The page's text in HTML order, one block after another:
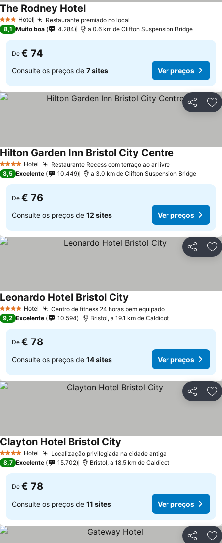
3 EstrelasHotel Restaurante premiado no local
The Rodney Hotel
8,1 Muito boa 4.284 a 0.6 km de Clifton Suspension Bridge
De € 74
Consulte os preços de 7 sites Ver preços
Partilhar
4 EstrelasHotel Restaurante Recess com terraço ao ar livre
Hilton Garden Inn Bristol City Centre
8,5 Excelente 10.449 a 3.0 km de Clifton Suspension Bridge
De € 76
Consulte os preços de 12 sites Ver preços
Partilhar
4 EstrelasHotel Centro de fitness 24 horas bem equipado
Leonardo Hotel Bristol City
9,2 Excelente 10.594 Bristol, a 19.1 km de Caldicot
De € 78
Consulte os preços de 14 sites Ver preços
Partilhar
4 EstrelasHotel Localização privilegiada na cidade antiga
Clayton Hotel Bristol City
8,7 Excelente 15.702 Bristol, a 18.5 km de Caldicot
De € 78
Consulte os preços de 11 sites Ver preços
Partilhar